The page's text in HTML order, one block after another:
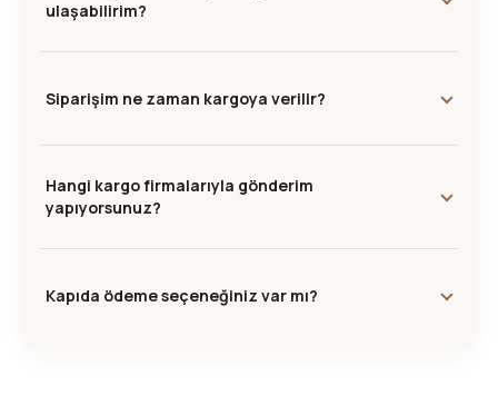
ulaşabilirim?
Siparişim ne zaman kargoya verilir?
Hangi kargo firmalarıyla gönderim
yapıyorsunuz?
Kapıda ödeme seçeneğiniz var mı?